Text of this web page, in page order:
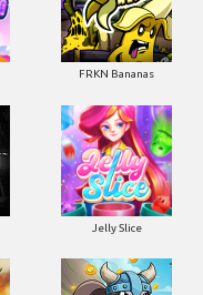
FRKN Bananas
Jelly Slice